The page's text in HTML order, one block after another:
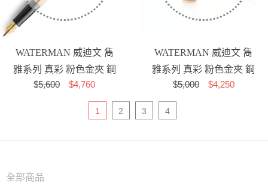
WATERMAN 威迪文 雋
雅系列 真彩 粉色金夾 鋼
筆
$5,600 $4,760
WATERMAN 威迪文 雋
雅系列 真彩 粉色金夾 鋼
珠筆
$5,000$4,250
1 2 3 4
全部商品